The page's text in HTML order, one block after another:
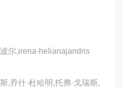
尔,irena-helianajandris
,乔什·杜哈明,托弗·戈瑞斯,